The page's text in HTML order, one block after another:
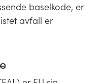
baselkode, er
avfall er